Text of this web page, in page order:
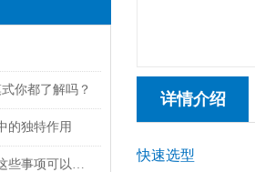
你都了解吗？
的独特作用
固纬直流电源在使用中这些事项可以注意了
详情介绍
快速选型